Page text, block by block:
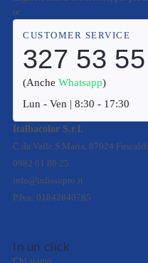
te
CUSTOMER SERVICE
327 53
(AncheWhatsapp)
Lun - Ven | 8:30 - 17:30
Italbacolor S.r.l.
C.da Valle S.Maria, 87024
0982 61 80 25
info@infissopro.it
P.Iva: 01842840785
In un click